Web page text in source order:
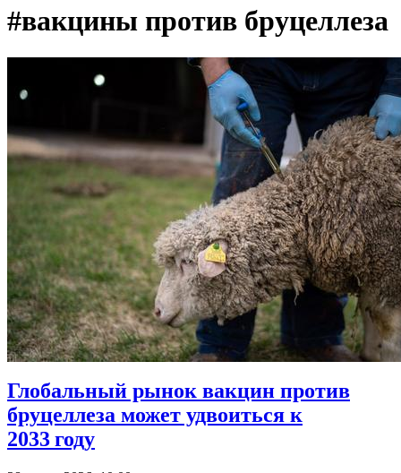
#вакцины против бруцеллеза
Глобальный рынок вакцин против
бруцеллеза может удвоиться к
2033 году